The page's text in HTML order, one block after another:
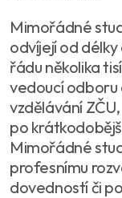
Mimořádné
odvíjejí od
řádu několika
vedoucí
vzdělávání
po
Mimořádné
profesnímu
dovedností či